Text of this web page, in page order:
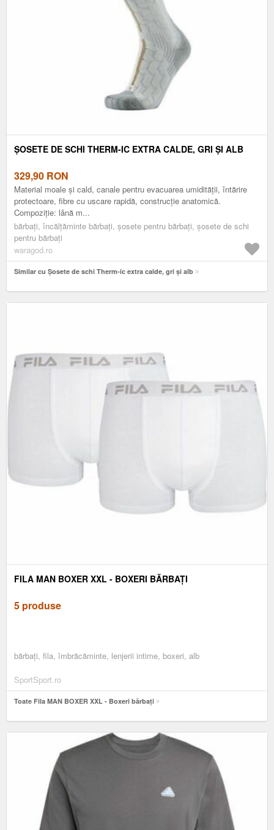
ȘOSETE DE SCHI THERM-IC EXTRA CALDE, GRI ȘI ALB
329,90 RON
Material moale și cald, canale pentru evacuarea umidității, întărire
protectoare, fibre cu uscare rapidă, construcție anatomică.
Compoziție: lână m...
bărbați, încălțăminte bărbați, șosete pentru bărbați, șosete de schi
pentru bărbați
waragod.ro
Similar cu Șosete de schi Therm-ic extra calde, gri și alb
FILA MAN BOXER XXL - BOXERI BĂRBAȚI
5 produse
bărbați, fila, îmbrăcăminte, lenjerii intime, boxeri, alb
SportSport.ro
Toate Fila MAN BOXER XXL - Boxeri bărbați